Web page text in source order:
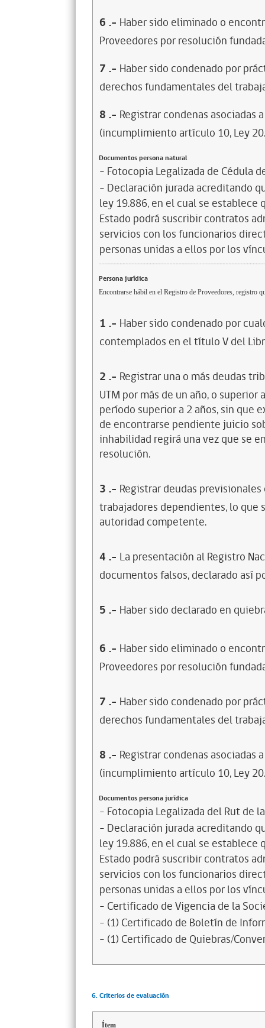
6 .- Haber sido eliminado o
Proveedores por resolución
7 .- Haber sido condenado por
derechos fundamentales del
8 .- Registrar condenas asociadas
(incumplimiento artículo 10, Ley
Documentos persona natural
- Fotocopia Legalizada de Cédula
- Declaración jurada acreditando
ley 19.886, en el cual se
Estado podrá suscribir contratos
servicios con los funcionarios
personas unidas a ellos por los
Persona jurídica
Encontrarse hábil en el Registro de Proveedores, registro
1 .- Haber sido condenado por
contemplados en el título V del
2 .- Registrar una o más deudas
UTM por más de un año, o
período superior a 2 años, sin que
de encontrarse pendiente juicio
inhabilidad regirá una vez que se
resolución.
3 .- Registrar deudas
trabajadores dependientes, lo
autoridad competente.
4 .- La presentación al Registro
documentos falsos, declarado así
5 .- Haber sido declarado en
6 .- Haber sido eliminado o
Proveedores por resolución
7 .- Haber sido condenado por
derechos fundamentales del
8 .- Registrar condenas asociadas
(incumplimiento artículo 10, Ley
Documentos persona jurídica
- Fotocopia Legalizada del Rut de
- Declaración jurada acreditando
ley 19.886, en el cual se
Estado podrá suscribir contratos
servicios con los funcionarios
personas unidas a ellos por los
- Certificado de Vigencia de la
- (1) Certificado de Boletín de
- (1) Certificado de Quiebras/
6. Criterios de evaluación
Ítem